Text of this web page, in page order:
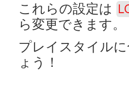
これらの設定は
ら変更できます。
プレイスタイル
ょう！